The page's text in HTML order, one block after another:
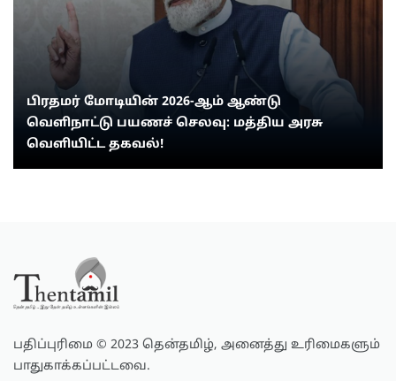
பிரதமர் மோடியின் 2026-ஆம் ஆண்டு
வெளிநாட்டு பயணச் செலவு: மத்திய அரசு
வெளியிட்ட தகவல்!
பதிப்புரிமை © 2023 தென்தமிழ், அனைத்து உரிமைகளும்
பாதுகாக்கப்பட்டவை.